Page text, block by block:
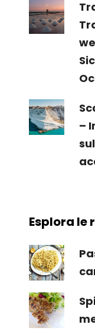
–
Esplora le